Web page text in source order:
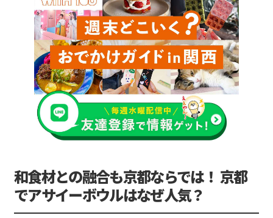
和食材との融合も京都ならでは！ 京都
でアサイーボウルはなぜ人気？